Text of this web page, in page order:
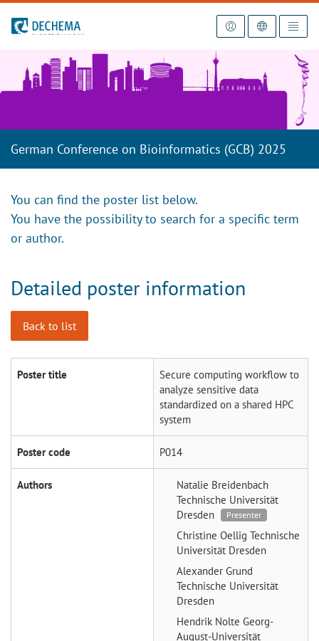
To the homepage
German Conference on Bioinformatics (GCB) 2025
You can find the poster list below.
You have the possibility to search for a specific term
or author.
Detailed poster information
Back to list
Poster title
Secure computing workflow to
analyze sensitive data
standardized on a shared HPC
system
Poster code P014
Authors
Natalie Breidenbach
Technische Universität
Dresden
Presenter
Christine Oellig Technische
Universität Dresden
Alexander Grund
Technische Universität
Dresden
Hendrik Nolte Georg-
August-Universität